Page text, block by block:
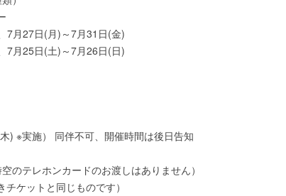
7月27日(月)～7月31日(金)
7月25日(土)～7月26日(日)
) ※実施） 同伴不可、開催時間は後日告知
のテレホンカードのお渡しはありません）
ケットと同じものです）